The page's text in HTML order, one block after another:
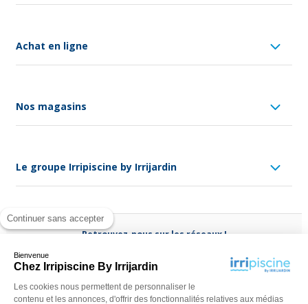
Continuer sans accepter
Bienvenue
Chez Irripiscine By Irrijardin
Les cookies nous permettent de personnaliser le
contenu et les annonces, d'offrir des fonctionnalités relatives aux médias
Achat en ligne
Nos magasins
Le groupe Irripiscine by Irrijardin
Retrouvez-nous sur les réseaux !